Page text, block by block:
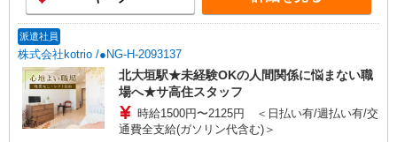
派遣社員
株式会社kotrio /●NG-H-2093137
北大垣駅★未経験OKの人間関係に悩まない職
場へ★サ高住スタッフ
時給1500円〜2125円 ＜日払い有/週払い有/交
通費全支給(ガソリン代含む)＞